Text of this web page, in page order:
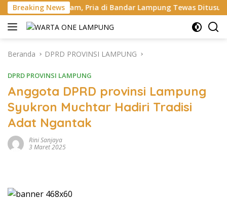
Langsung
ke
konten
Breaking News
Paham, Pria di Bandar Lampung Tewas Ditusuk Teman
Beranda DPRD PROVINSI LAMPUNG
DPRD PROVINSI LAMPUNG
Anggota DPRD provinsi Lampung
Syukron Muchtar Hadiri Tradisi
Adat Ngantak
Rini Sanjaya
3 Maret 2025